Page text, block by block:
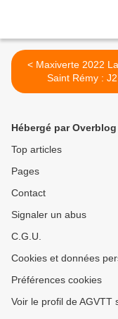
< Maxiverte 2022 Lathus
Saint Rémy : J2
Hébergé par Overblog
Top articles
Pages
Contact
Signaler un abus
C.G.U.
Cookies et données
Préférences cookies
Voir le profil de AGVTT